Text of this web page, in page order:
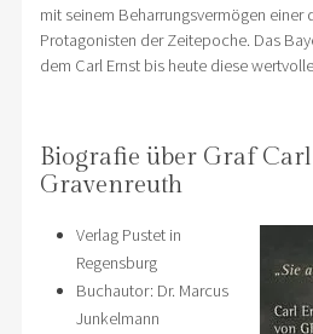
mit seinem Beharrungsvermögen einer
Protagonisten der Zeitepoche. Das
dem Carl Ernst bis heute diese
Biografie über Graf
Gravenreuth
Verlag Pustet in
Regensburg
Buchautor: Dr. Marcus
Junkelmann